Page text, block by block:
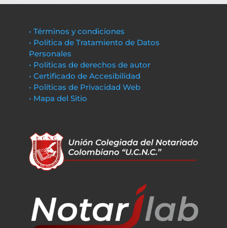
• Términos y condiciones
• Política de Tratamiento de Datos
Personales
• Políticas de derechos de autor
• Certificado de Accesibilidad
• Políticas de Privacidad Web
• Mapa del Sitio